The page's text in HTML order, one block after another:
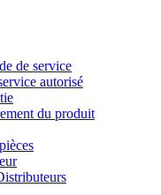
de service
autorisé
du produit